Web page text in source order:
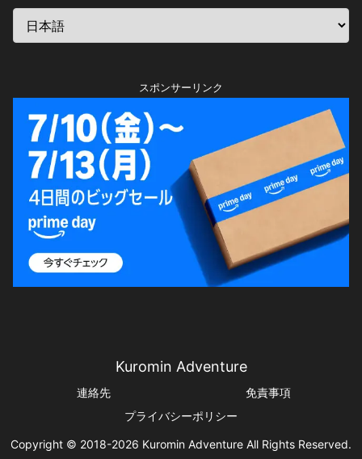
スポンサーリンク
Kuromin Adventure
連絡先
免責事項
プライバシーポリシー
Copyright © 2018-2026 Kuromin Adventure All Rights Reserved.